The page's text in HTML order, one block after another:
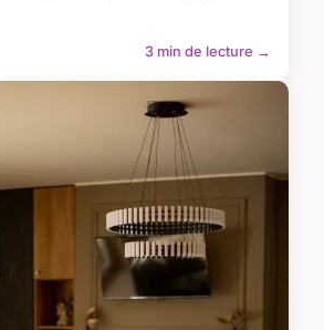
3 min de lecture →